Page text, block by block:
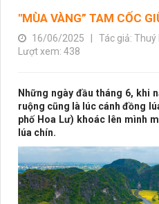
Sản phẩm
"MÙA VÀNG” TAM CỐC
16/06/2025
Tác giả: Thuý
Lượt xem: 438
Những ngày đầu tháng 6, khi
ruộng cũng là lúc cánh đồng
phố Hoa Lư) khoác lên mình
lúa chín.